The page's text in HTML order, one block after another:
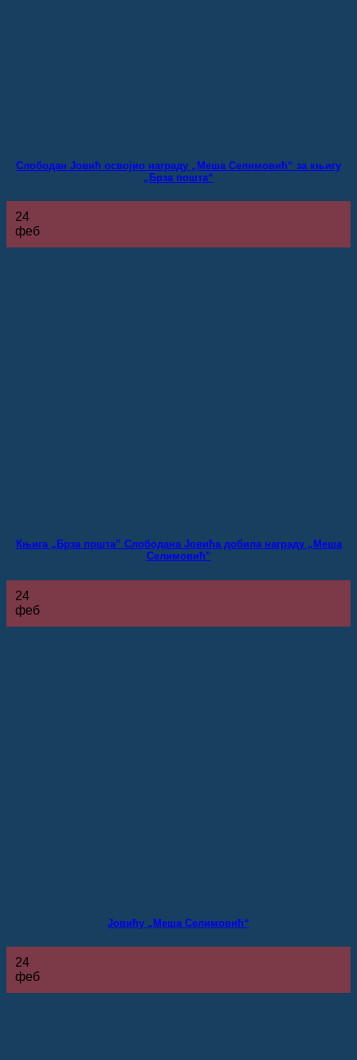
Слободан Јовић освојио награду „Меша Селимовић“ за књигу
„Брза пошта“
24
феб
Књига „Брза пошта” Слободана Јовића добила награду „Меша
Селимовић”
24
феб
Јовићу „Меша Селимовић“
24
феб